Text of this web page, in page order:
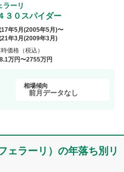
ラーリ
３０スパイダー
年5月 (2005年5月 )〜
年3月 (2009年3月 )
価格（税込）
.1万円〜2755万円
相場傾向
前月データなし
ェラーリ）の年落ち別リ